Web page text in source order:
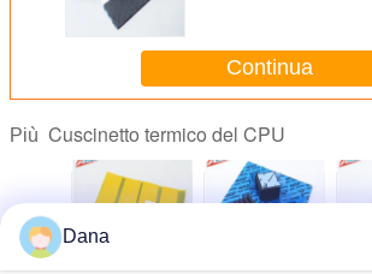
Continua
Più Cuscinetto termico del CPU
Dana